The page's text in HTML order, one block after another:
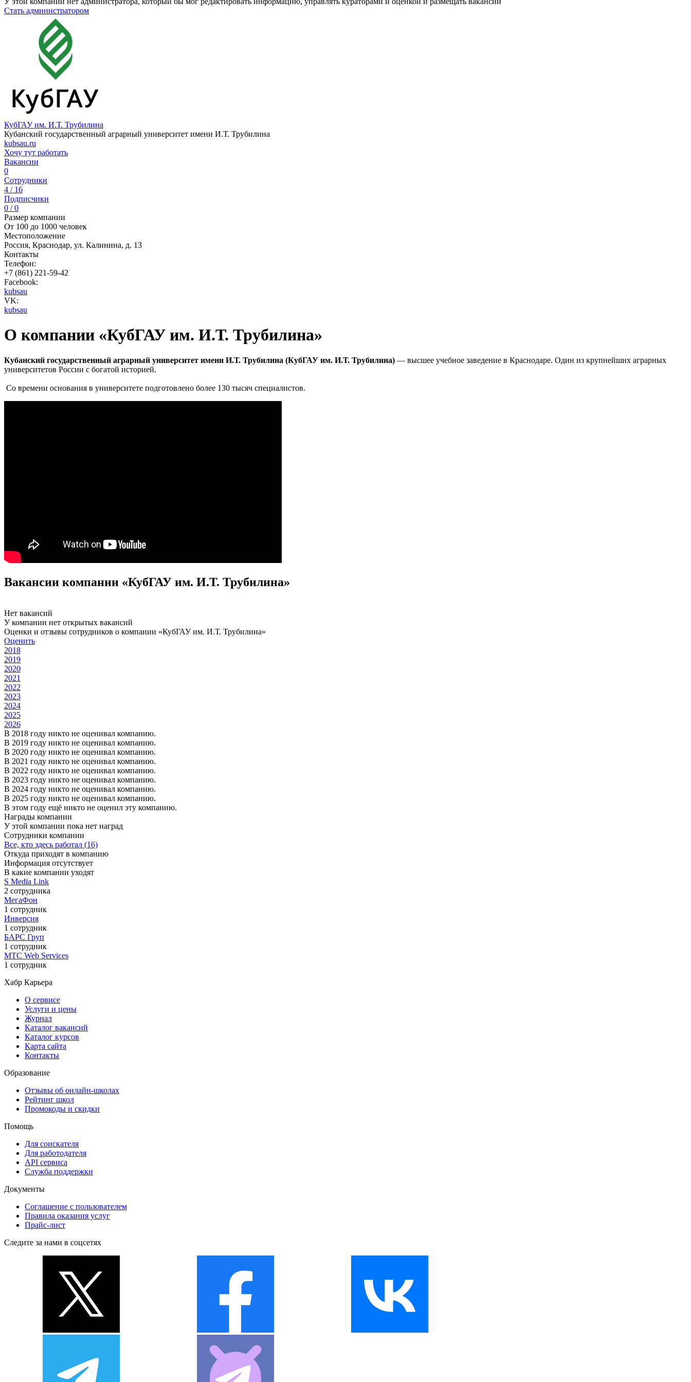
Стать администратором
КубГАУ им. И.Т. Трубилина
Кубанский государственный аграрный университет имени И.Т. Трубилина
kubsau.ru
Хочу тут работать
Вакансии
0
Сотрудники
4 / 16
Подписчики
0 / 0
Размер компании
От 100 до 1000 человек
Местоположение
Россия, Краснодар, ул. Калинина, д. 13
Контакты
Телефон:
+7 (861) 221-59-42
Facebook:
kubsau
VK:
kubsau
О компании «КубГАУ им. И.Т. Трубилина»
Кубанский государственный аграрный университет имени И.Т. Трубилина (КубГАУ им. И.Т. Трубилина) — высшее учебное заведение в Краснодаре. Один из крупнейших аграрных
университетов России с богатой историей.
Со времени основания в университете подготовлено более 130 тысяч специалистов.
Вакансии компании «КубГАУ им. И.Т. Трубилина»
Нет вакансий
У компании нет открытых вакансий
Оценки и отзывы сотрудников о компании «КубГАУ им. И.Т. Трубилина»
Оценить
2018
2019
2020
2021
2022
2023
2024
2025
2026
В 2018 году никто не оценивал компанию.
В 2019 году никто не оценивал компанию.
В 2020 году никто не оценивал компанию.
В 2021 году никто не оценивал компанию.
В 2022 году никто не оценивал компанию.
В 2023 году никто не оценивал компанию.
В 2024 году никто не оценивал компанию.
В 2025 году никто не оценивал компанию.
В этом году ещё никто не оценил эту компанию.
Награды компании
У этой компании пока нет наград
Сотрудники компании
Все, кто здесь работал (16)
Откуда приходят в компанию
Информация отсутствует
В какие компании уходят
S Media Link
2 сотрудника
МегаФон
1 сотрудник
Инверсия
1 сотрудник
БАРС Груп
1 сотрудник
МТС Web Services
1 сотрудник
Хабр Карьера
О сервисе
Услуги и цены
Журнал
Каталог вакансий
Каталог курсов
Карта сайта
Контакты
Образование
Отзывы об онлайн-школах
Рейтинг школ
Промокоды и скидки
Помощь
Для соискателя
Для работодателя
API сервиса
Служба поддержки
Документы
Соглашение с пользователем
Правила оказания услуг
Прайс-лист
Следите за нами в соцсетях